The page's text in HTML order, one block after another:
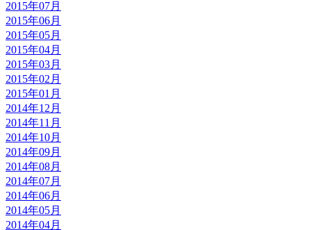
2015年07月
2015年06月
2015年05月
2015年04月
2015年03月
2015年02月
2015年01月
2014年12月
2014年11月
2014年10月
2014年09月
2014年08月
2014年07月
2014年06月
2014年05月
2014年04月